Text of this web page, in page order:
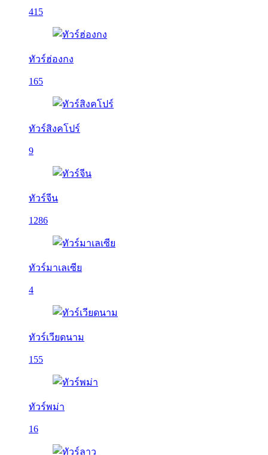
415
ทัวร์ฮ่องกง
165
ทัวร์สิงคโปร์
9
ทัวร์จีน
1286
ทัวร์มาเลเซีย
4
ทัวร์เวียดนาม
155
ทัวร์พม่า
16